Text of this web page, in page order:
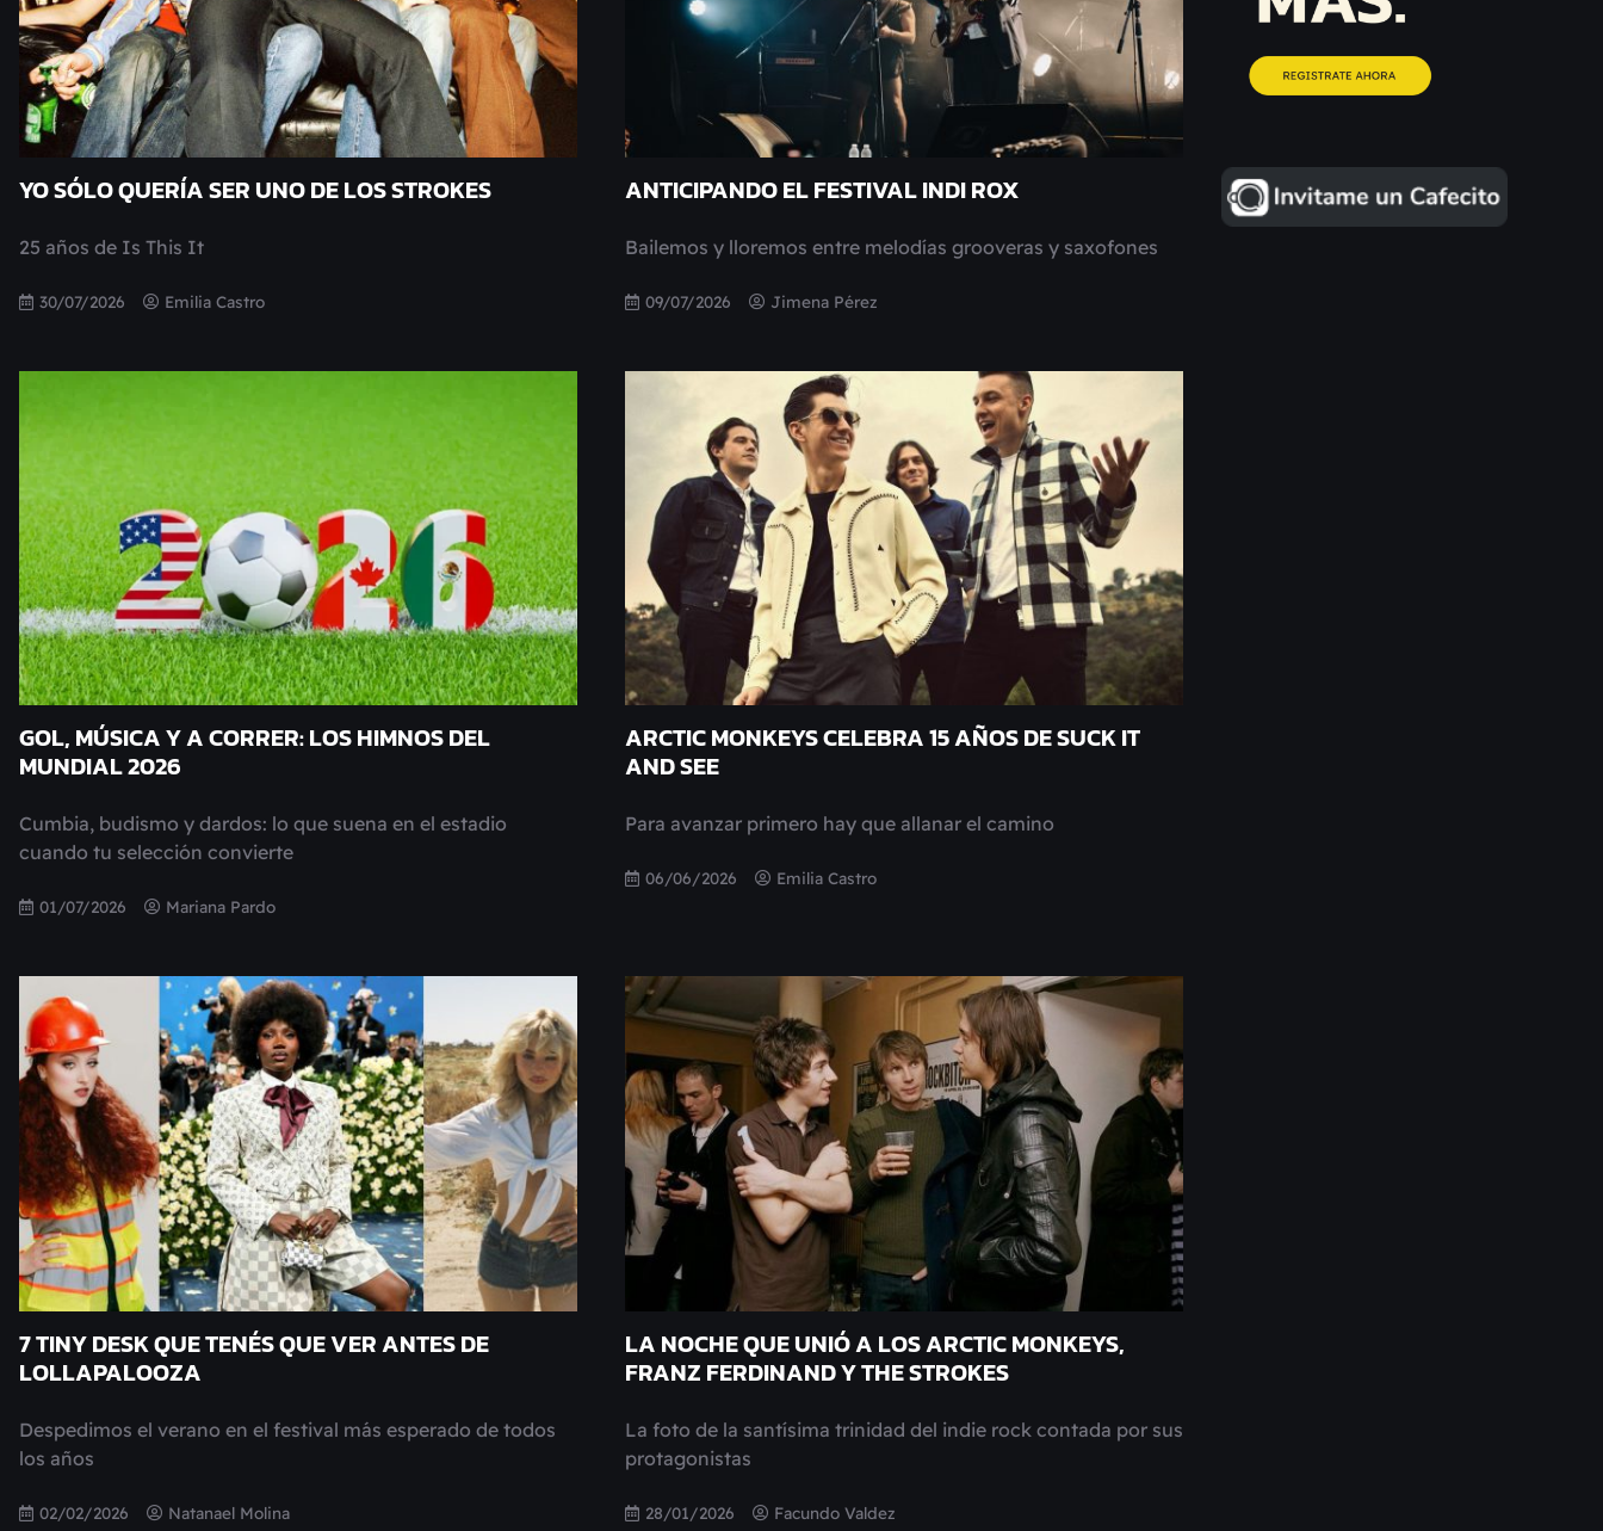
YO SÓLO QUERÍA SER UNO DE LOS STROKES
25 años de Is This It
30/07/2026 Emilia Castro
ANTICIPANDO EL FESTIVAL INDI ROX
Bailemos y lloremos entre melodías grooveras y saxofones
09/07/2026 Jimena Pérez
GOL, MÚSICA Y A CORRER: LOS HIMNOS DEL
MUNDIAL 2026
Cumbia, budismo y dardos: lo que suena en el estadio
cuando tu selección convierte
01/07/2026 Mariana Pardo
ARCTIC MONKEYS CELEBRA 15 AÑOS DE SUCK IT
AND SEE
Para avanzar primero hay que allanar el camino
06/06/2026 Emilia Castro
7 TINY DESK QUE TENÉS QUE VER ANTES DE
LOLLAPALOOZA
Despedimos el verano en el festival más esperado de todos
los años
02/02/2026 Natanael Molina
LA NOCHE QUE UNIÓ A LOS ARCTIC MONKEYS,
FRANZ FERDINAND Y THE STROKES
La foto de la santísima trinidad del indie rock contada por sus
protagonistas
28/01/2026 Facundo Valdez